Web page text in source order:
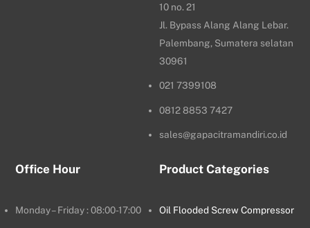
10 no. 21
Jl. Bypass Alang Alang Lebar.
Palembang, Sumatera selatan
30961
021 7399108
0812 8853 7427
sales@gapacitramandiri.co.id
Office Hour
Monday – Friday : 08:00-17:00
Product Categories
Oil Flooded Screw Compressor